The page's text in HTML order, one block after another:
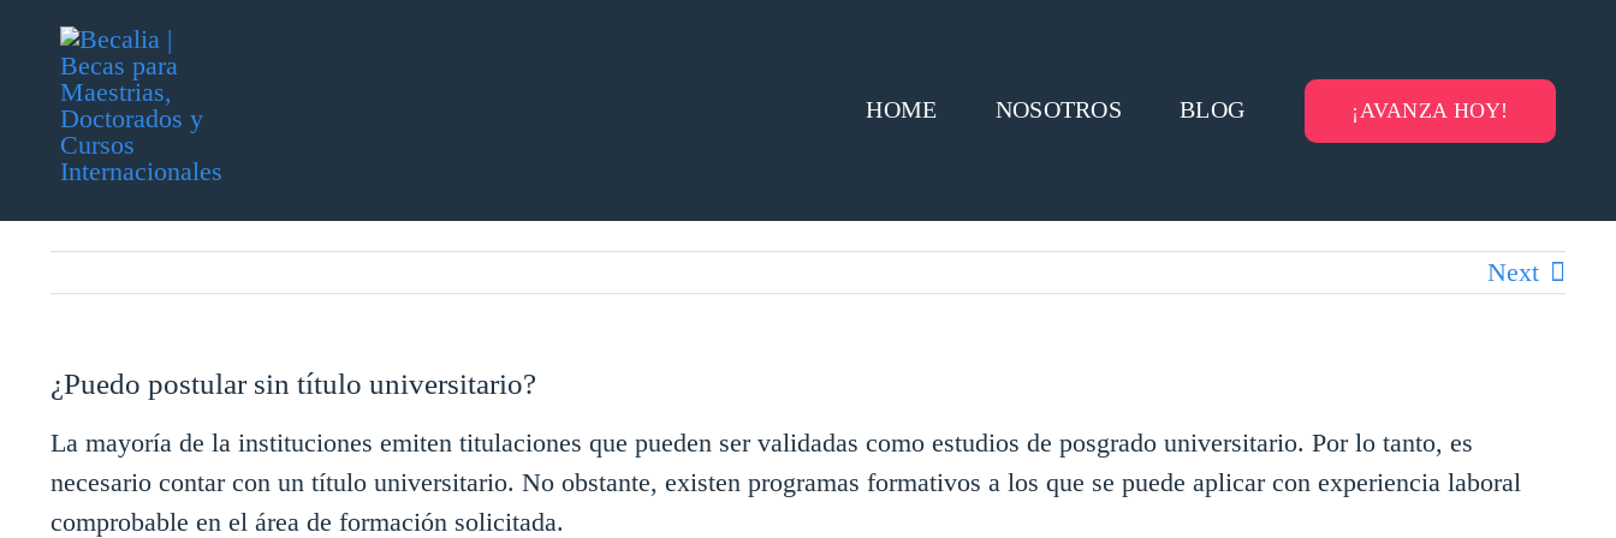
content
HOME NOSOTROS BLOG ¡AVANZA HOY!
Next
¿Puedo postular sin título universitario?
La mayoría de la instituciones emiten titulaciones que pueden ser validadas como estudios de posgrado universitario. Por lo tanto, es
necesario contar con un título universitario. No obstante, existen programas formativos a los que se puede aplicar con experiencia laboral
comprobable en el área de formación solicitada.